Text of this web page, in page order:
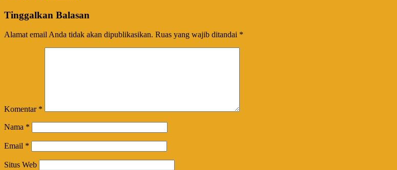
Tinggalkan Balasan
Alamat email Anda tidak akan dipublikasikan. Ruas yang wajib ditandai *
Komentar *
Nama *
Email *
Situs Web